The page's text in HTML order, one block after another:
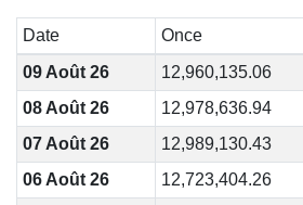
Date Once
09 Août 26
12,960,135.06
08 Août 26
12,978,636.94
07 Août 26
12,989,130.43
06 Août 26
12,723,404.26